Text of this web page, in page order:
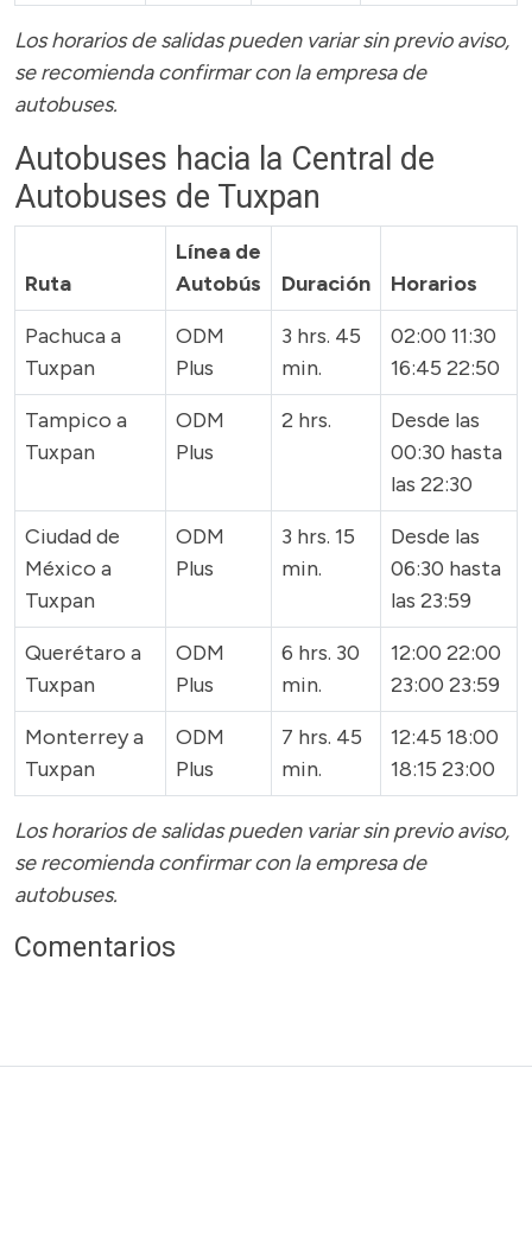
Los horarios de salidas pueden variar sin previo aviso,
se recomienda confirmar con la empresa de
autobuses.
Autobuses hacia la Central de
Autobuses de Tuxpan
Ruta
Línea de
Autobús
Duración
Horarios
Pachuca a
Tuxpan
ODM
Plus
3 hrs. 45
min.
02:00 11:30
16:45 22:50
Tampico a
Tuxpan
ODM
Plus
2 hrs.
Desde las
00:30 hasta
las 22:30
Ciudad de
México a
Tuxpan
ODM
Plus
3 hrs. 15
min.
Desde las
06:30 hasta
las 23:59
Querétaro a
Tuxpan
ODM
Plus
6 hrs. 30
min.
12:00 22:00
23:00 23:59
Monterrey a
Tuxpan
ODM
Plus
7 hrs. 45
min.
12:45 18:00
18:15 23:00
Los horarios de salidas pueden variar sin previo aviso,
se recomienda confirmar con la empresa de
autobuses.
Comentarios